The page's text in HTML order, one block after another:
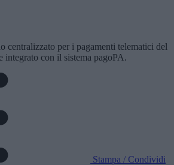
centralizzato per i pagamenti telematici del
integrato con il sistema pagoPA.
Stampa / Condividi